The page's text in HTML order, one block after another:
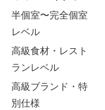
半個室〜完全個室
レベル
高級食材・レスト
ランレベル
高級ブランド・特
別仕様